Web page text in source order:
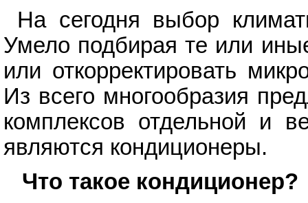
На сегодня выбор
Умело подбирая те или
или откорректировать
Из всего многообразия
комплексов отдельной и
являются кондиционеры.
Что такое кондиционер?